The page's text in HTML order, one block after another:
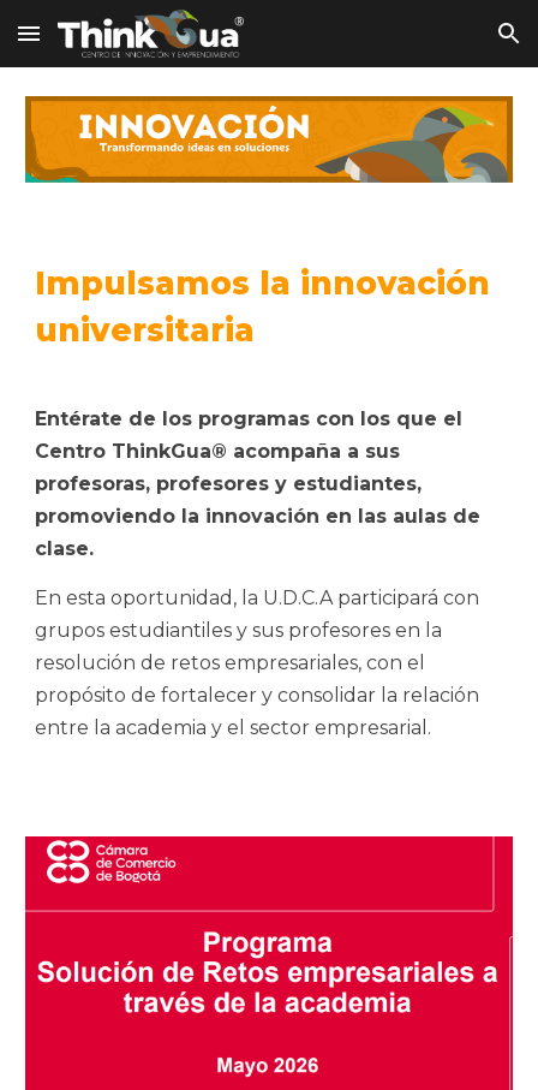
Skip to main content Skip to navigation
Impulsamos la innovación
universitaria
Entérate de los programas con los que el
Centro ThinkGua® acompaña a sus
profesoras, profesores y estudiantes,
promoviendo la innovación en las aulas de
clase.
En esta oportunidad, la U.D.C.A participará con
grupos estudiantiles y sus profesores en la
resolución de retos empresariales, con el
propósito de fortalecer y consolidar la relación
entre la academia y el sector empresarial.